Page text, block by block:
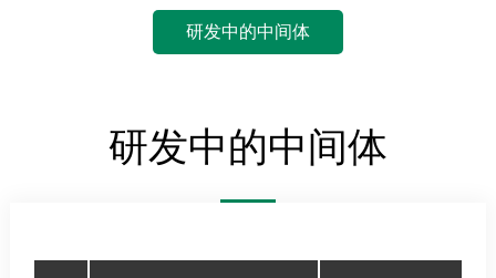
研发中的中间体
研发中的中间体